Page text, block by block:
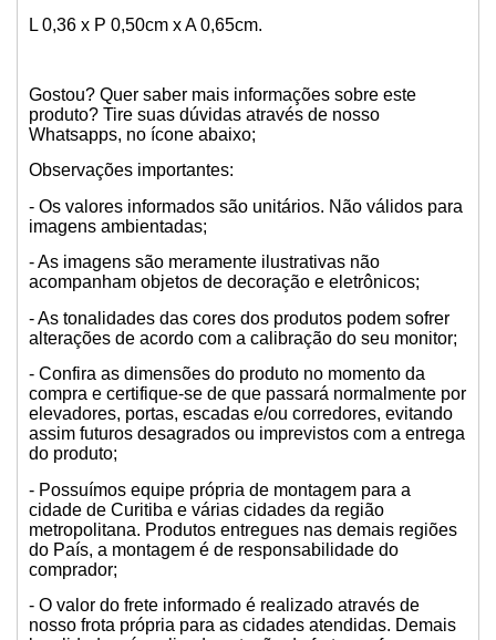
L 0,36 x P 0,50cm x A 0,65cm.
Gostou? Quer saber mais informações sobre este
produto? Tire suas dúvidas através de nosso
Whatsapps, no ícone abaixo;
Observações importantes:
- Os valores informados são unitários. Não válidos para
imagens ambientadas;
- As imagens são meramente ilustrativas não
acompanham objetos de decoração e eletrônicos;
- As tonalidades das cores dos produtos podem sofrer
alterações de acordo com a calibração do seu monitor;
- Confira as dimensões do produto no momento da
compra e certifique-se de que passará normalmente por
elevadores, portas, escadas e/ou corredores, evitando
assim futuros desagrados ou imprevistos com a entrega
do produto;
- Possuímos equipe própria de montagem para a
cidade de Curitiba e várias cidades da região
metropolitana. Produtos entregues nas demais regiões
do País, a montagem é de responsabilidade do
comprador;
- O valor do frete informado é realizado através de
nosso frota própria para as cidades atendidas. Demais